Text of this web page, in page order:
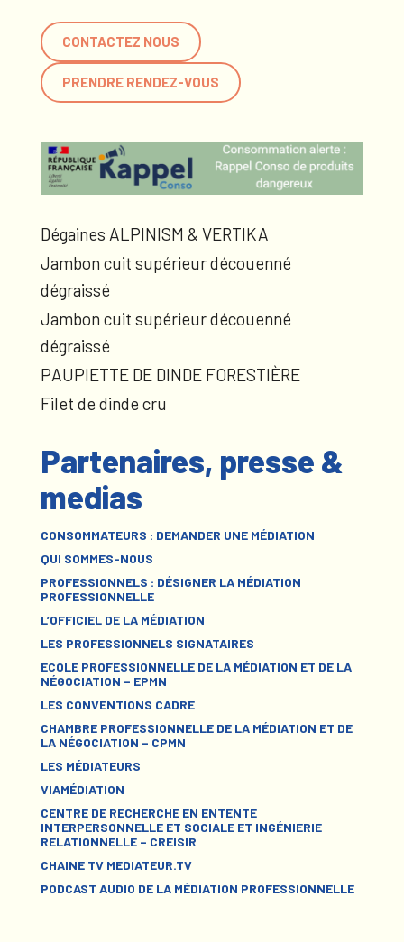
CONTACTEZ NOUS
PRENDRE RENDEZ-VOUS
Dégaines ALPINISM & VERTIKA
Jambon cuit supérieur découenné
dégraissé
Jambon cuit supérieur découenné
dégraissé
PAUPIETTE DE DINDE FORESTIÈRE
Filet de dinde cru
Partenaires, presse &
medias
CONSOMMATEURS : DEMANDER UNE MÉDIATION
QUI SOMMES-NOUS
PROFESSIONNELS : DÉSIGNER LA MÉDIATION
PROFESSIONNELLE
L’OFFICIEL DE LA MÉDIATION
LES PROFESSIONNELS SIGNATAIRES
ECOLE PROFESSIONNELLE DE LA MÉDIATION ET DE LA
NÉGOCIATION – EPMN
LES CONVENTIONS CADRE
CHAMBRE PROFESSIONNELLE DE LA MÉDIATION ET DE
LA NÉGOCIATION – CPMN
LES MÉDIATEURS
VIAMÉDIATION
CENTRE DE RECHERCHE EN ENTENTE
INTERPERSONNELLE ET SOCIALE ET INGÉNIERIE
RELATIONNELLE – CREISIR
CHAINE TV MEDIATEUR.TV
PODCAST AUDIO DE LA MÉDIATION PROFESSIONNELLE